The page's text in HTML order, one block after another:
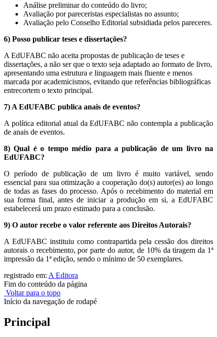
Análise preliminar do conteúdo do livro;
Avaliação por pareceristas especialistas no assunto;
Avaliação pelo Conselho Editorial subsidiada pelos pareceres.
6) Posso publicar teses e dissertações?
A EdUFABC não aceita propostas de publicação de teses e
dissertações, a não ser que o texto seja adaptado ao formato de livro,
apresentando uma estrutura e linguagem mais fluente e menos
marcada por academicismos, evitando que referências bibliográficas
entrecortem o texto principal.
7) A EdUFABC publica anais de eventos?
A política editorial atual da EdUFABC não contempla a publicação
de anais de eventos.
8) Qual é o tempo médio para a publicação de um livro na
EdUFABC?
O período de publicação de um livro é muito variável, sendo
essencial para sua otimização a cooperação do(s) autor(es) ao longo
de todas as fases do processo. Após o recebimento do material em
sua forma final, antes de iniciar a produção em si, a EdUFABC
estabelecerá um prazo estimado para a conclusão.
9) O autor recebe o valor referente aos Direitos Autorais?
A EdUFABC instituiu como contrapartida pela cessão dos direitos
autorais o recebimento, por parte do autor, de 10% da tiragem da 1ª
impressão da 1ª edição, sendo o mínimo de 50 exemplares.
registrado em: A Editora
Fim do conteúdo da página
Voltar para o topo
Início da navegação de rodapé
Principal